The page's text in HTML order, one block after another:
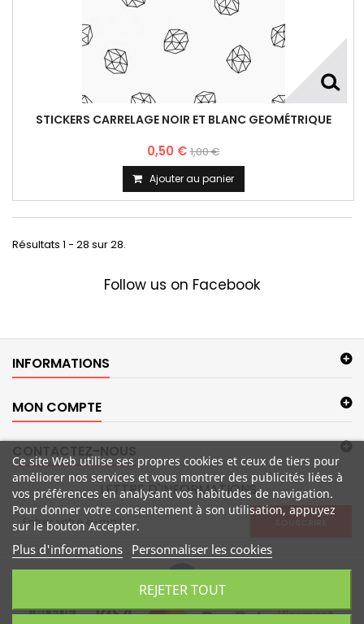
STICKERS CARRELAGE NOIR ET BLANC GEOMÉTRIQUE
0,50 €1,00 €
Ajouter au panier
Résultats 1 - 28 sur 28.
Follow us on Facebook
INFORMATIONS
MON COMPTE
CONTACTEZ-NOUS
LETTRE D'INFORMATIONS
Ce site Web utilise ses propres cookies et ceux de tiers pour
améliorer nos services et vous montrer des publicités liées à
vos préférences en analysant vos habitudes de navigation.
Pour donner votre consentement à son utilisation, appuyez
sur le bouton Accepter.
Plus d'informations Personnaliser les cookies
REJETER TOUT